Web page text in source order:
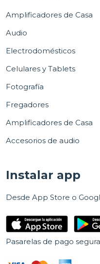
Amplificadores de Casa
Audio
Electrodomésticos
Celulares y Tablets
Fotografía
Fregadores
Amplificadores de Casa
Accesorios de audio
Instalar app
Desde App Store o
Pasarelas de pago